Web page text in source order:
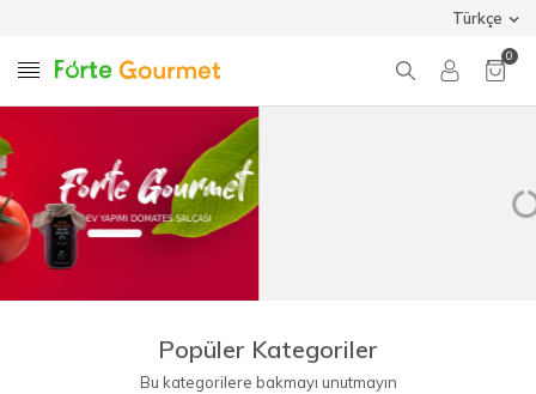
Türkçe
0
Popüler Kategoriler
Bu kategorilere bakmayı unutmayın